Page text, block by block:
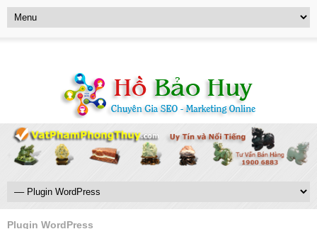
Plugin WordPress